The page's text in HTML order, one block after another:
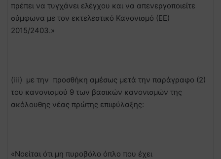
πρέπει να τυγχάνει ελέγχου και να απενεργοποιείτε
σύμφωνα με τον εκτελεστικό Κανονισμό (ΕΕ)
2015/2403.»
(iii) με την προσθήκη αμέσως μετά την παράγραφο (2)
του κανονισμού 9 των βασικών κανονισμών της
ακόλουθης νέας πρώτης επιφύλαξης:
«Νοείται ότι μη πυροβόλο όπλο που έχει